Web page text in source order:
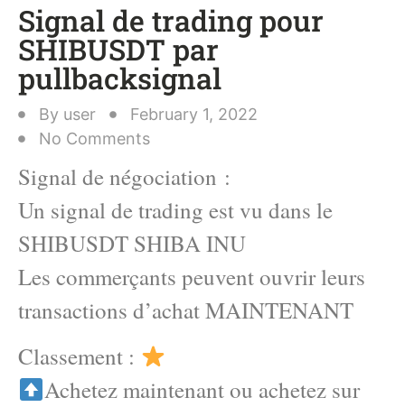
Signal de trading pour
SHIBUSDT par
pullbacksignal
By user
February 1, 2022
No Comments
Signal de négociation :
Un signal de trading est vu dans le
SHIBUSDT SHIBA INU
Les commerçants peuvent ouvrir leurs
transactions d’achat MAINTENANT
Classement :
Achetez maintenant ou achetez sur